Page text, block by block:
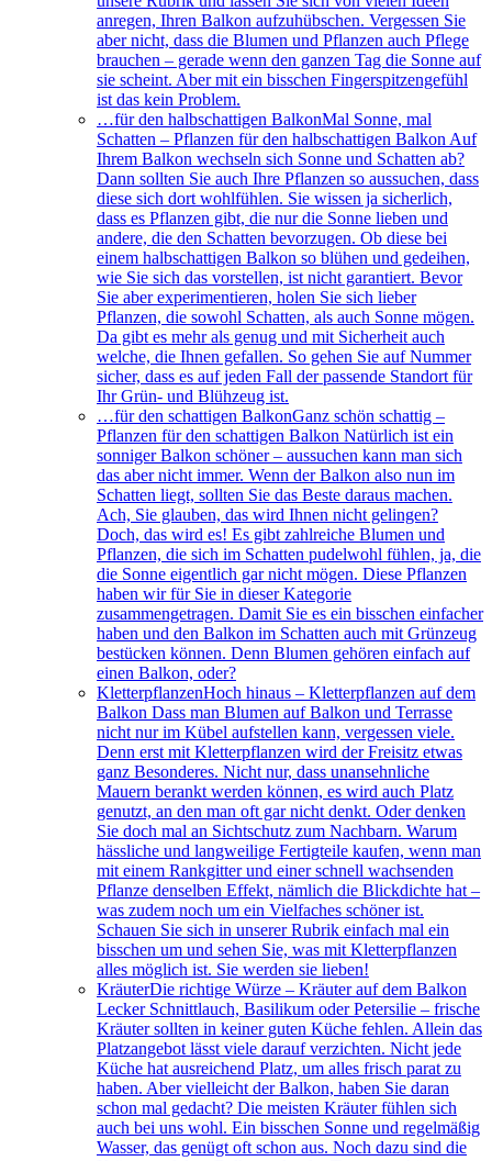
anregen, Ihren Balkon aufzuhübschen. Vergessen Sie
aber nicht, dass die Blumen und Pflanzen auch Pflege
brauchen – gerade wenn den ganzen Tag die Sonne auf
sie scheint. Aber mit ein bisschen Fingerspitzengefühl
ist das kein Problem.
…für den halbschattigen BalkonMal Sonne, mal
Schatten – Pflanzen für den halbschattigen Balkon Auf
Ihrem Balkon wechseln sich Sonne und Schatten ab?
Dann sollten Sie auch Ihre Pflanzen so aussuchen, dass
diese sich dort wohlfühlen. Sie wissen ja sicherlich,
dass es Pflanzen gibt, die nur die Sonne lieben und
andere, die den Schatten bevorzugen. Ob diese bei
einem halbschattigen Balkon so blühen und gedeihen,
wie Sie sich das vorstellen, ist nicht garantiert. Bevor
Sie aber experimentieren, holen Sie sich lieber
Pflanzen, die sowohl Schatten, als auch Sonne mögen.
Da gibt es mehr als genug und mit Sicherheit auch
welche, die Ihnen gefallen. So gehen Sie auf Nummer
sicher, dass es auf jeden Fall der passende Standort für
Ihr Grün- und Blühzeug ist.
…für den schattigen BalkonGanz schön schattig –
Pflanzen für den schattigen Balkon Natürlich ist ein
sonniger Balkon schöner – aussuchen kann man sich
das aber nicht immer. Wenn der Balkon also nun im
Schatten liegt, sollten Sie das Beste daraus machen.
Ach, Sie glauben, das wird Ihnen nicht gelingen?
Doch, das wird es! Es gibt zahlreiche Blumen und
Pflanzen, die sich im Schatten pudelwohl fühlen, ja, die
die Sonne eigentlich gar nicht mögen. Diese Pflanzen
haben wir für Sie in dieser Kategorie
zusammengetragen. Damit Sie es ein bisschen einfacher
haben und den Balkon im Schatten auch mit Grünzeug
bestücken können. Denn Blumen gehören einfach auf
einen Balkon, oder?
KletterpflanzenHoch hinaus – Kletterpflanzen auf dem
Balkon Dass man Blumen auf Balkon und Terrasse
nicht nur im Kübel aufstellen kann, vergessen viele.
Denn erst mit Kletterpflanzen wird der Freisitz etwas
ganz Besonderes. Nicht nur, dass unansehnliche
Mauern berankt werden können, es wird auch Platz
genutzt, an den man oft gar nicht denkt. Oder denken
Sie doch mal an Sichtschutz zum Nachbarn. Warum
hässliche und langweilige Fertigteile kaufen, wenn man
mit einem Rankgitter und einer schnell wachsenden
Pflanze denselben Effekt, nämlich die Blickdichte hat –
was zudem noch um ein Vielfaches schöner ist.
Schauen Sie sich in unserer Rubrik einfach mal ein
bisschen um und sehen Sie, was mit Kletterpflanzen
alles möglich ist. Sie werden sie lieben!
KräuterDie richtige Würze – Kräuter auf dem Balkon
Lecker Schnittlauch, Basilikum oder Petersilie – frische
Kräuter sollten in keiner guten Küche fehlen. Allein das
Platzangebot lässt viele darauf verzichten. Nicht jede
Küche hat ausreichend Platz, um alles frisch parat zu
haben. Aber vielleicht der Balkon, haben Sie daran
schon mal gedacht? Die meisten Kräuter fühlen sich
auch bei uns wohl. Ein bisschen Sonne und regelmäßig
Wasser, das genügt oft schon aus. Noch dazu sind die